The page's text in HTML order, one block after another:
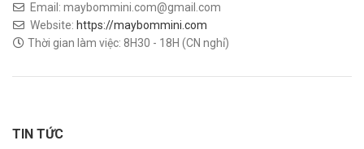
Email: maybommini.com@gmail.com
Website: https://maybommini.com
Thời gian làm việc: 8H30 - 18H (CN nghỉ)
TIN TỨC